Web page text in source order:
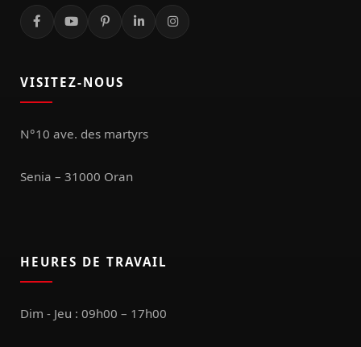
VISITEZ-NOUS
N°10 ave. des martyrs
Senia – 31000 Oran
HEURES DE TRAVAIL
Dim - Jeu : 09h00 – 17h00